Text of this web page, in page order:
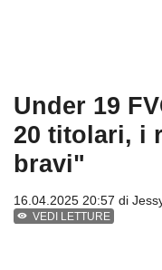
Under 19
20 titolari, i
bravi"
16.04.2025 20:57 di
VEDI LETTURE